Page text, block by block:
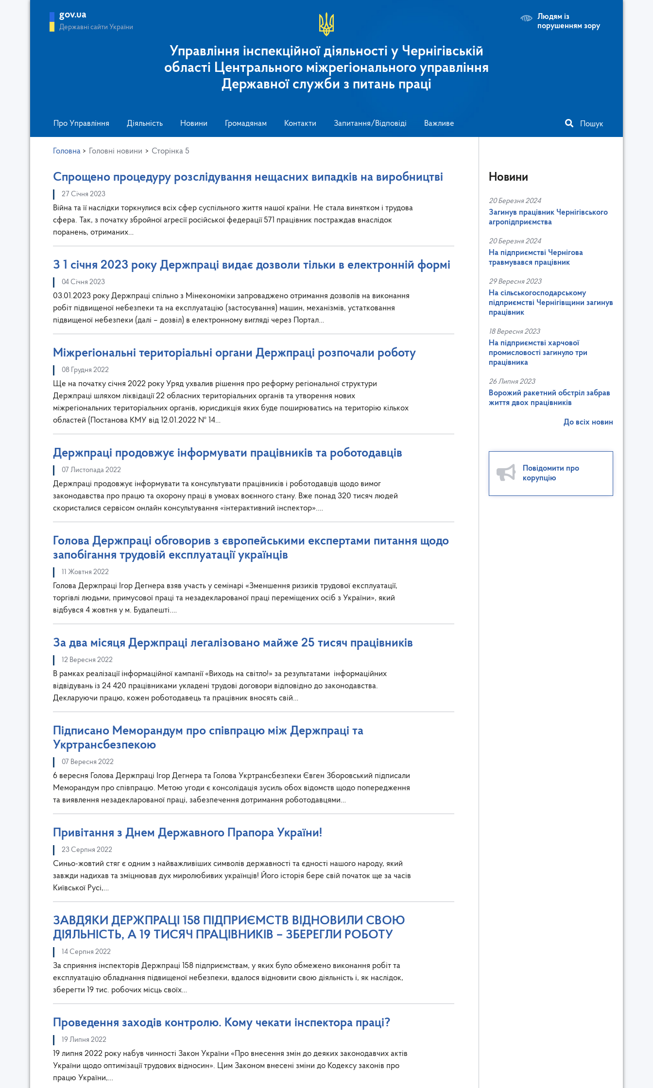
gov.ua
Державні сайти України
Людям із
порушенням зору
Управління інспекційної діяльності у Чернігівській
області Центрального міжрегіонального управління
Державної служби з питань праці
Про Управління Діяльність Новини Громадянам Контакти Запитання/Відповіді Важливе Пошук
Головна > Головні новини > Сторінка 5
Спрощено процедуру розслідування нещасних випадків на виробництві
27 Січня 2023
Війна та її наслідки торкнулися всіх сфер суспільного життя нашої країни. Не стала винятком і трудова
сфера. Так, з початку збройної агресії російської федерації 571 працівник постраждав внаслідок
поранень, отриманих…
З 1 січня 2023 року Держпраці видає дозволи тільки в електронній формі
04 Січня 2023
03.01.2023 року Держпраці спільно з Мінекономіки запроваджено отримання дозволів на виконання
робіт підвищеної небезпеки та на експлуатацію (застосування) машин, механізмів, устатковання
підвищеної небезпеки (далі – дозвіл) в електронному вигляді через Портал…
Міжрегіональні територіальні органи Держпраці розпочали роботу
08 Грудня 2022
Ще на початку січня 2022 року Уряд ухвалив рішення про реформу регіональної структури
Держпраці шляхом ліквідації 22 обласних територіальних органів та утворення нових
міжрегіональних територіальних органів, юрисдикція яких буде поширюватись на територію кількох
областей (Постанова КМУ від 12.01.2022 № 14…
Держпраці продовжує інформувати працівників та роботодавців
07 Листопада 2022
Держпраці продовжує інформувати та консультувати працівників і роботодавців щодо вимог
законодавства про працю та охорону праці в умовах воєнного стану. Вже понад 320 тисяч людей
скористалися сервісом онлайн консультування «інтерактивний інспектор».…
Голова Держпраці обговорив з європейськими експертами питання щодо
запобігання трудовій експлуатації українців
11 Жовтня 2022
Голова Держпраці Ігор Дегнера взяв участь у семінарі «Зменшення ризиків трудової експлуатації,
торгівлі людьми, примусової праці та незадекларованої праці переміщених осіб з України», який
відбувся 4 жовтня у м. Будапешті.…
За два місяця Держпраці легалізовано майже 25 тисяч працівників
12 Вересня 2022
В рамках реалізації інформаційної кампанії «Виходь на світло!» за результатами інформаційних
відвідувань із 24 420 працівниками укладені трудові договори відповідно до законодавства.
Декларуючи працю, кожен роботодавець та працівник вносять свій…
Підписано Меморандум про співпрацю між Держпраці та
Укртрансбезпекою
07 Вересня 2022
6 вересня Голова Держпраці Ігор Дегнера та Голова Укртрансбезпеки Євген Зборовський підписали
Меморандум про співпрацю. Метою угоди є консолідація зусиль обох відомств щодо попередження
та виявлення незадекларованої праці, забезпечення дотримання роботодавцями…
Привітання з Днем Державного Прапора України!
23 Серпня 2022
Синьо-жовтий стяг є одним з найважливіших символів державності та єдності нашого народу, який
завжди надихав та зміцнював дух миролюбивих українців! Його історія бере свій початок ще за часів
Київської Русі,…
ЗАВДЯКИ ДЕРЖПРАЦІ 158 ПІДПРИЄМСТВ ВІДНОВИЛИ СВОЮ
ДІЯЛЬНІСТЬ, А 19 ТИСЯЧ ПРАЦІВНИКІВ – ЗБЕРЕГЛИ РОБОТУ
14 Серпня 2022
За сприяння інспекторів Держпраці 158 підприємствам, у яких було обмежено виконання робіт та
експлуатацію обладнання підвищеної небезпеки, вдалося відновити свою діяльність і, як наслідок,
зберегти 19 тис. робочих місць своїх…
Проведення заходів контролю. Кому чекати інспектора праці?
19 Липня 2022
19 липня 2022 року набув чинності Закон України «Про внесення змін до деяких законодавчих актів
України щодо оптимізації трудових відносин». Цим Законом внесені зміни до Кодексу законів про
працю України,…
Новини
20 Березня 2024
Загинув працівник Чернігівського
агропідприємства
20 Березня 2024
На підприємстві Чернігова
травмувався працівник
29 Вересня 2023
На сільськогосподарському
підприємстві Чернігівщини загинув
працівник
18 Вересня 2023
На підприємстві харчової
промисловості загинуло три
працівника
26 Липня 2023
Ворожий ракетний обстріл забрав
життя двох працівників
До всіх новин
Повідомити про
корупцію